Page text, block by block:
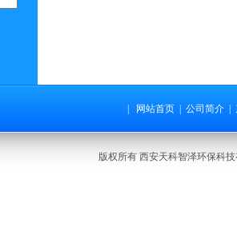
网站首页 公司简介
版权所有 西安天科智泽环保科